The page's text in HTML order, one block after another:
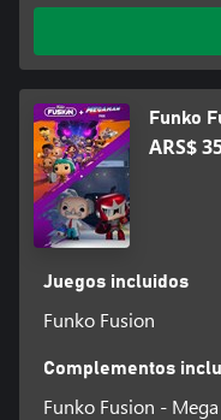
Funko
ARS$
Juegos incluidos
Funko Fusion
Complementos
Funko Fusion -